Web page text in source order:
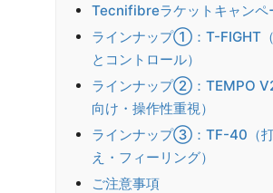
Tecnifibreラケットキャンペ
ラインナップ①：T-FIGHT
とコントロール）
ラインナップ②：TEMPO
向け・操作性重視）
ラインナップ③：TF-40（
え・フィーリング）
ご注意事項